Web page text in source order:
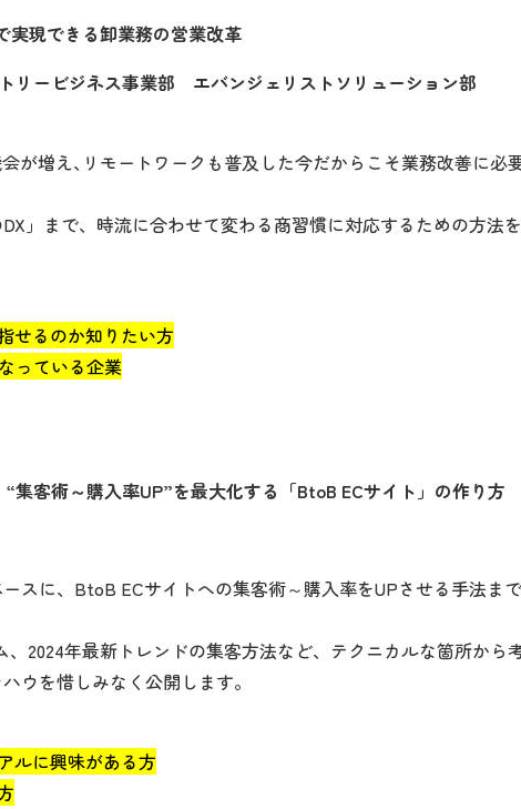
実現できる卸業務の営業改革
リービジネス事業部 エバンジェリストソリューション部
が増え､リモートワークも普及した今だからこそ業務改善に必
」まで、時流に合わせて変わる商習慣に対応するための方法
せるのか知りたい方
っている企業
集客術～購入率UP”を最大化する「BtoB ECサイト」の作り方
スに、BtoB ECサイトへの集客術～購入率をUPさせる手法ま
2024年最新トレンドの集客方法など、テクニカルな箇所から
ウを惜しみなく公開します。
ルに興味がある方